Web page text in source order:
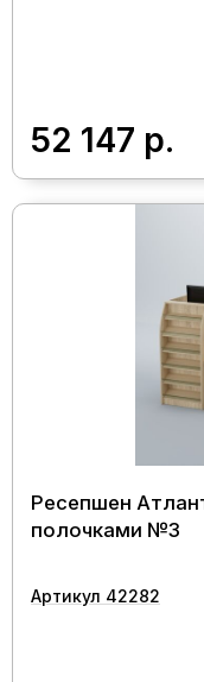
52 147 р.
Ресепшен
полочками №3
Артикул 42282